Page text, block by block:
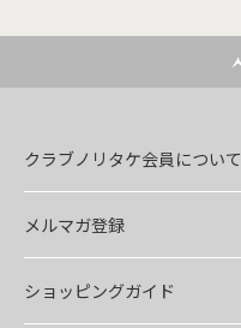
クラブノリタケ会員について
メルマガ登録
ショッピングガイド